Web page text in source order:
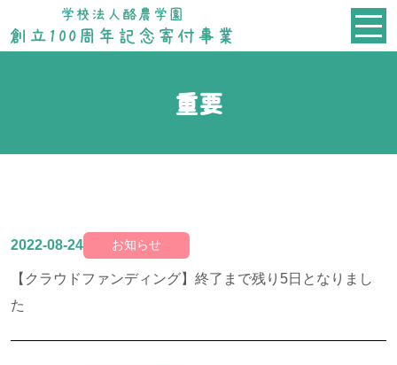
重要
2022-08-24 お知らせ
【クラウドファンディング】終了まで残り5日となりまし
た